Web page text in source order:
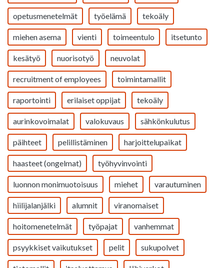
opetusmenetelmät työelämä tekoäly
miehen asema vienti toimeentulo itsetunto
kesätyö nuorisotyö neuvolat
recruitment of employees toimintamallit
raportointi erilaiset oppijat tekoäly
aurinkovoimalat valokuvaus sähkönkulutus
päihteet pelillistäminen harjoittelupaikat
haasteet (ongelmat) työhyvinvointi
luonnon monimuotoisuus miehet varautuminen
hiilijalanjälki alumnit viranomaiset
hoitomenetelmät työpajat vanhemmat
psyykkiset vaikutukset pelit sukupolvet